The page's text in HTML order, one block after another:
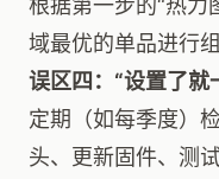
根据第一步的“热力
域最优的单品进行组
误区四：“设置了就
定期（如每季度）
头、更新固件、测